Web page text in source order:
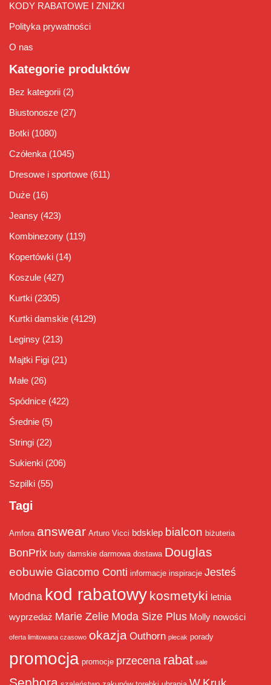
KODY RABATOWE I ZNIŻKI
Polityka prywatności
O nas
Kategorie produktów
Bez kategorii (2)
Biustonosze (27)
Botki (1080)
Czółenka (1045)
Dresowe i sportowe (611)
Duże (16)
Jeansy (423)
Kombinezony (119)
Kopertówki (14)
Koszule (427)
Kurtki (2305)
Kurtki damskie (4129)
Leginsy (213)
Majtki Figi (21)
Małe (26)
Spódnice (422)
Średnie (5)
Stringi (22)
Sukienki (206)
Szpilki (55)
Tagi
Amfora answear Arturo Vicci bdsklep bialcon biżuteria
BonPrix buty damskie darmowa dostawa Douglas
eobuwie Giacomo Conti informacje inspiracje Jesteś
Modna kod rabatowy kosmetyki letnia
wyprzedaż Marie Zelie Moda Size Plus Molly nowości
oferta limitowana czasowo okazja Outhorn plecak porady
promocja promocje przecena rabat sale